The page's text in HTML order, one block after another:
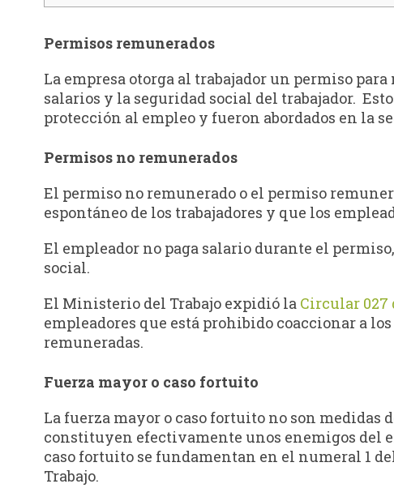
Permisos remunerados
La empresa otorga al trabajador un permiso
salarios y la seguridad social del trabajador.
protección al empleo y fueron abordados en la
Permisos no remunerados
El permiso no remunerado o el permiso
espontáneo de los trabajadores y que los
El empleador no paga salario durante el
social.
El Ministerio del Trabajo expidió la Circular 027
empleadores que está prohibido coaccionar a
remuneradas.
Fuerza mayor o caso fortuito
La fuerza mayor o caso fortuito no son medidas
constituyen efectivamente unos enemigos del
caso fortuito se fundamentan en el numeral 1
Trabajo.